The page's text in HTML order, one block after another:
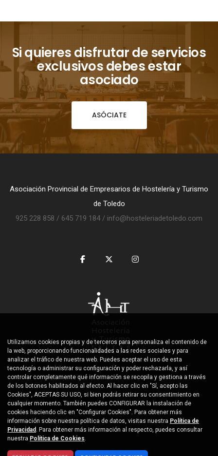
Si quieres disfrutar de servicios
exclusivos debes estar
asociado
ASÓCIATE
Utilizamos cookies propias y de terceros para personaliza el contenido de
la web, proporcionando funcionalidades a las redes sociales y para
analizar el tráfico de nuestra web. Puedes aceptar el uso de esta
tecnología o administrar su configuración y poder rechazarla, y así
controlar completamente qué información se recopila y gestiona a través
de los botones habilitados al efecto. Al hacer clic en "Sí, acepto las
Cookies", ACEPTAS SU USO, si bien podrás retirar su consentimiento en
cualquier momento. También puedes CONFIGURAR la instalación de
cookies haciendo clic en "Configurar Cookies". Para obtener más
información sobre nuestra política de datos, visitas nuestra Política de
Privacidad . Para obtener más información al respecto, puedes consultar
nuestra Política de Cookies
Asociación Provincial de Empresarios de Hostelería y Turismo
de Toledo
925 228 858 / 645 719 184 / info@hosteleriadetoledo.com
Aviso Legal
Política de Privacidad
Política de Cookies